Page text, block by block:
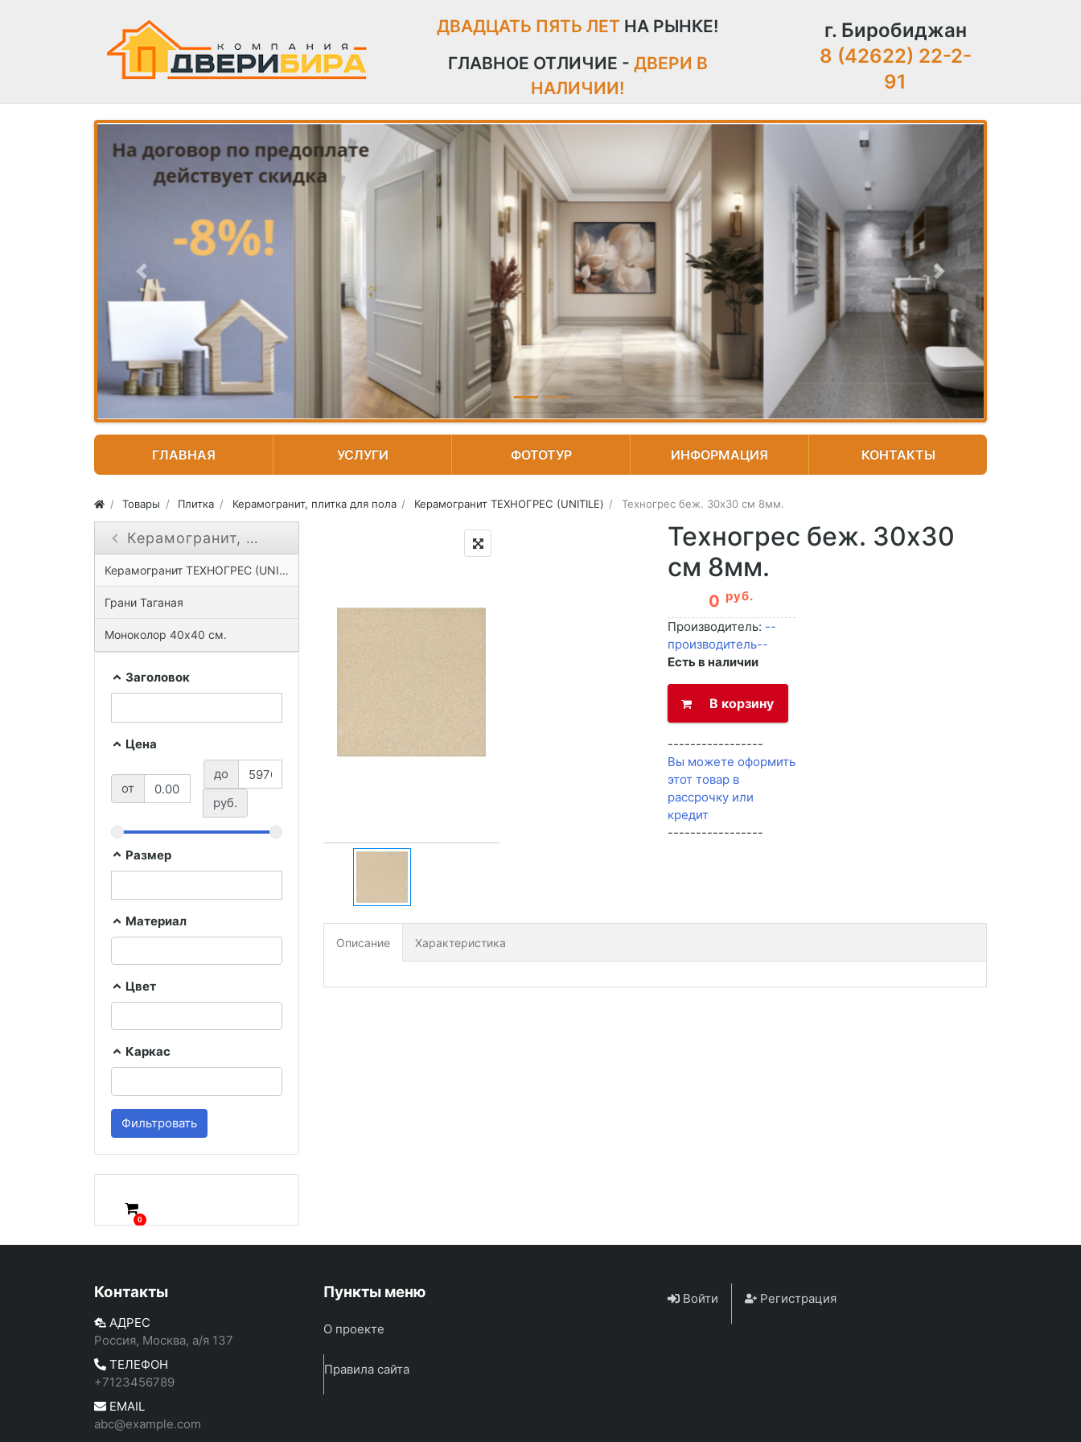
ДВАДЦАТЬ ПЯТЬ ЛЕТ НА РЫНКЕ!
ГЛАВНОЕ ОТЛИЧИЕ - ДВЕРИ В
НАЛИЧИИ!
г. Биробиджан
8 (42622) 22-2-
91
ГЛАВНАЯ УСЛУГИ ФОТОТУР ИНФОРМАЦИЯ КОНТАКТЫ
Товары Плитка Керамогранит, плитка для пола Керамогранит ТЕХНОГРЕС (UNITILE) Техногрес беж. 30x30 см 8мм.
Close submenu ( Керамогранит, плитка для пола )
Керамогранит, плитка для пола
Керамогранит ТЕХНОГРЕС (UNITILE)
Грани Таганая
Моноколор 40х40 см.
Заголовок
Цена
от
до
руб.
Размер
Материал
Цвет
Каркас
Фильтровать
0
Техногрес беж. 30x30
см 8мм.
0 руб.
Производитель: --
производитель--
Есть в наличии
В корзину
-----------------
Вы можете оформить
этот товар в
рассрочку или
кредит
-----------------
Описание Характеристика
Контакты
АДРЕС
Россия, Москва, а/я 137
ТЕЛЕФОН
+7123456789
EMAIL
abc@example.com
Пункты меню
О проекте
Правила сайта
Войти Регистрация